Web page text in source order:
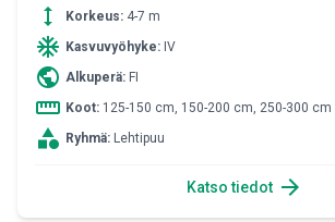
height Korkeus: 4-7 m
ac_unit Kasvuvyöhyke: IV
public Alkuperä: FI
straighten Koot: 125-150 cm, 150-200 cm, 250-300 cm
category Ryhmä: Lehtipuu
Katso tiedot arrow_forward